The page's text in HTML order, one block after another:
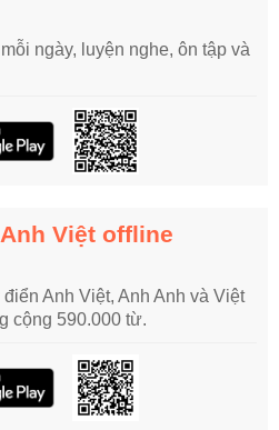
ngày, luyện nghe, ôn tập và
Việt offline
Anh Việt, Anh Anh và Việt
cộng 590.000 từ.